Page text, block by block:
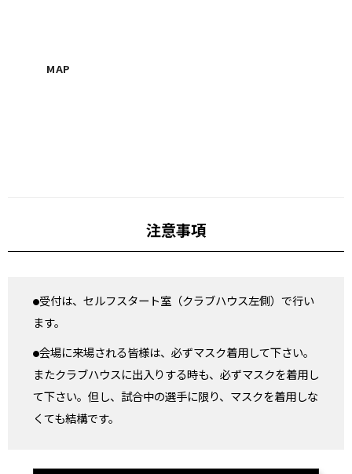
MAP
注意事項
受付は、セルフスタート室（クラブハウス左側）で行い
ます。
会場に来場される皆様は、必ずマスク着用して下さい。
またクラブハウスに出入りする時も、必ずマスクを着用し
て下さい。但し、試合中の選手に限り、マスクを着用しな
くても結構です。